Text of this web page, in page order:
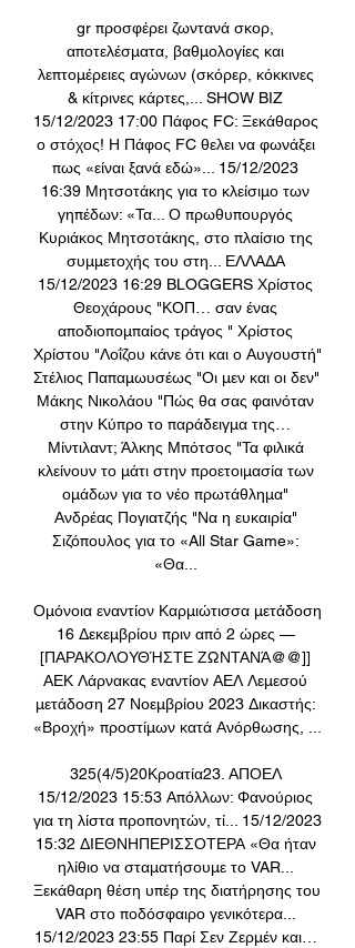
gr προσφέρει ζωντανά σκορ,
αποτελέσματα, βαθμολογίες και
λεπτομέρειες αγώνων (σκόρερ, κόκκινες
& κίτρινες κάρτες,... SHOW BIZ
15/12/2023 17:00 Πάφος FC: Ξεκάθαρος
ο στόχος! Η Πάφος FC θελει να φωνάξει
πως «είναι ξανά εδώ»... 15/12/2023
16:39 Μητσοτάκης για το κλείσιμο των
γηπέδων: «Τα... Ο πρωθυπουργός
Κυριάκος Μητσοτάκης, στο πλαίσιο της
συμμετοχής του στη... ΕΛΛΑΔΑ
15/12/2023 16:29 BLOGGERS Χρίστος
Θεοχάρους "ΚΟΠ… σαν ένας
αποδιοπομπαίος τράγος " Χρίστος
Χρίστου "Λοΐζου κάνε ότι και ο Αυγουστή"
Στέλιος Παπαμωυσέως "Οι μεν και οι δεν"
Μάκης Νικολάου "Πώς θα σας φαινόταν
στην Κύπρο το παράδειγμα της…
Μίντιλαντ; Άλκης Μπότσος "Τα φιλικά
κλείνουν το μάτι στην προετοιμασία των
ομάδων για το νέο πρωτάθλημα"
Ανδρέας Πογιατζής "Να η ευκαιρία"
Σιζόπουλος για το «All Star Game»:
«Θα...
Ομόνοια εναντίον Καρμιώτισσα μετάδοση
16 Δεκεμβρίου πριν από 2 ώρες —
[ΠΑΡΑΚΟΛΟΥΘΉΣΤΕ ΖΩΝΤΑΝΆ@@]]
ΑΕΚ Λάρνακας εναντίον ΑΕΛ Λεμεσού
μετάδοση 27 Νοεμβρίου 2023 Δικαστής:
«Βροχή» προστίμων κατά Ανόρθωσης, ...
325(4/5)20Κροατία23. ΑΠΟΕΛ
15/12/2023 15:53 Απόλλων: Φανούριος
για τη λίστα προπονητών, τί... 15/12/2023
15:32 ΔΙΕΘΝΗΠΕΡΙΣΣΟΤΕΡΑ «Θα ήταν
ηλίθιο να σταματήσουμε το VAR...
Ξεκάθαρη θέση υπέρ της διατήρησης του
VAR στο ποδόσφαιρο γενικότερα...
15/12/2023 23:55 Παρί Σεν Ζερμέν και…